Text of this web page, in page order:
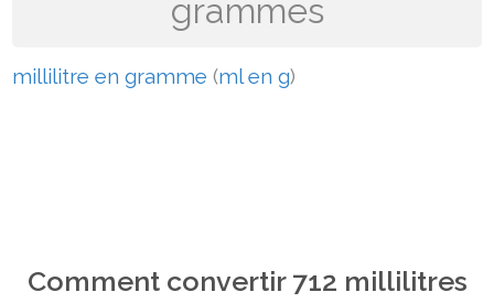
grammes
millilitre en gramme (ml en g)
Comment convertir 712 millilitres